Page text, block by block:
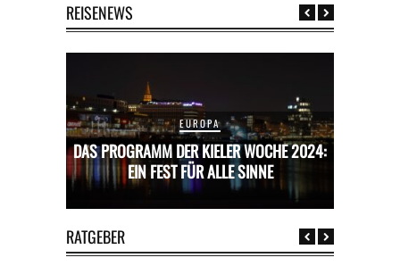
REISENEWS
EUROPA
DAS PROGRAMM DER KIELER WOCHE 2024:
EIN FEST FÜR ALLE SINNE
RATGEBER